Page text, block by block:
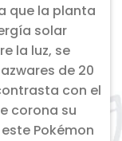
que la planta
solar
la luz, se
de 20
con el
corona su
Pokémon